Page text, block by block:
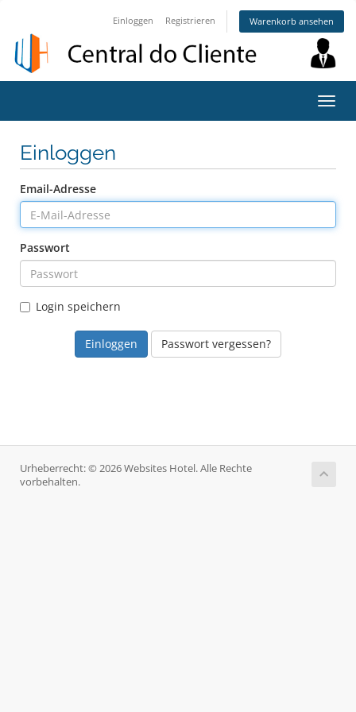
Einloggen Registrieren Warenkorb ansehen
ein-/
Einloggen
Email-Adresse
Passwort
Login speichern
Passwort vergessen?
Urheberrecht: © 2026 Websites Hotel. Alle Rechte
vorbehalten.